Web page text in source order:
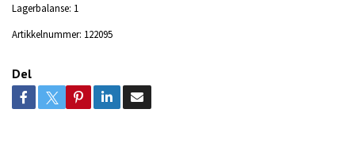
Lagerbalanse: 1
Artikkelnummer: 122095
Del